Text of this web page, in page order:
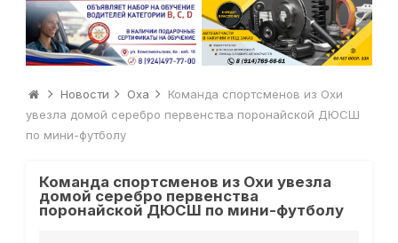
Новости Оха
Команда спортсменов из Охи
увезла домой серебро первенства поронайской ДЮСШ
по мини-футболу
Команда спортсменов из Охи увезла
домой серебро первенства
поронайской ДЮСШ по мини-футболу